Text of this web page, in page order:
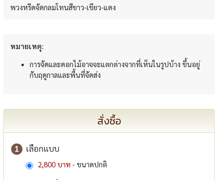
พวงหรีดจัดกลมโทนสีขาว-เขียว-แดง
หมายเหตุ:
การจัดและดอกไม้อาจจะแตกต่างจากที่เห็นในรูปบ้าง ขึ้นอยู่
กับฤดูกาลและพื้นที่จัดส่ง
สั่งซื้อ
1 เลือกแบบ
2,800 บาท - ขนาดปกติ